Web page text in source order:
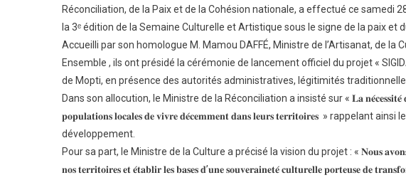
𝐂𝐨𝐫𝐩𝐬
𝐝’𝐀𝐫𝐦𝐞́𝐞
𝐈𝐬𝐦𝐚𝐞̈𝐥
𝐖𝐀𝐆𝐔𝐄́
𝐞𝐧
𝐦𝐢𝐬𝐬𝐢𝐨𝐧
𝐥𝐚
𝟑ᵉ
Réconciliation, de la Paix et de la Cohésion nationale, a effectué ce samedi
la 3ᵉ édition de la Semaine Culturelle et Artistique sous le signe de la paix et
Accueilli par son homologue M. Mamou DAFFÉ, Ministre de l’Artisanat, de la
Ensemble , ils ont présidé la cérémonie de lancement officiel du projet «
de Mopti, en présence des autorités administratives, légitimités
Dans son allocution, le Ministre de la Réconciliation a insisté sur « 𝐋𝐚 𝐧𝐞́𝐜𝐞𝐬𝐬𝐢𝐭𝐞́ 𝐝𝐞
𝐩𝐨𝐩𝐮𝐥𝐚𝐭𝐢𝐨𝐧𝐬 𝐥𝐨𝐜𝐚𝐥𝐞𝐬 𝐝𝐞 𝐯𝐢𝐯𝐫𝐞 𝐝𝐞́𝐜𝐞𝐦𝐦𝐞𝐧𝐭 𝐝𝐚𝐧𝐬 𝐥𝐞𝐮𝐫𝐬 𝐭𝐞𝐫𝐫𝐢𝐭𝐨𝐢𝐫𝐞𝐬 » rappelant
développement.
Pour sa part, le Ministre de la Culture a précisé la vision du projet : « 𝐍𝐨𝐮𝐬 𝐚𝐯𝐨𝐧𝐬
𝐧𝐨𝐬 𝐭𝐞𝐫𝐫𝐢𝐭𝐨𝐢𝐫𝐞𝐬 𝐞𝐭 𝐞́𝐭𝐚𝐛𝐥𝐢𝐫 𝐥𝐞𝐬 𝐛𝐚𝐬𝐞𝐬 𝐝’𝐮𝐧𝐞 𝐬𝐨𝐮𝐯𝐞𝐫𝐚𝐢𝐧𝐞𝐭𝐞́ 𝐜𝐮𝐥𝐭𝐮𝐫𝐞𝐥𝐥𝐞 𝐩𝐨𝐫𝐭𝐞𝐮𝐬𝐞 𝐝𝐞